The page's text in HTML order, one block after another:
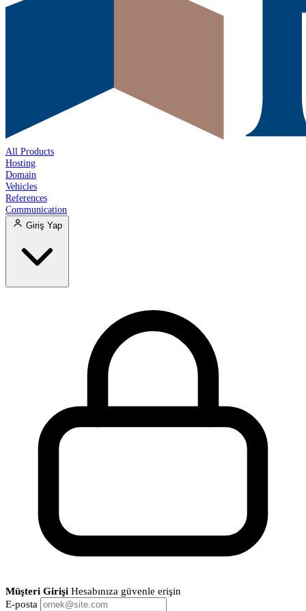
All Products
Hosting
Domain
Vehicles
References
Communication
Giriş Yap
Müşteri Girişi Hesabınıza güvenle erişin
E-posta